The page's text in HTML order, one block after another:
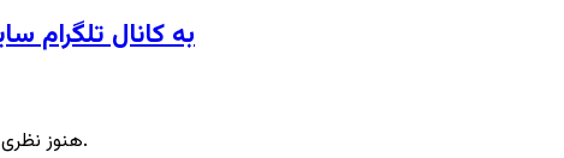
به کانال تلگرام
هنوز نظری اضافه نشده است. شما اولین نظر را بدهید.